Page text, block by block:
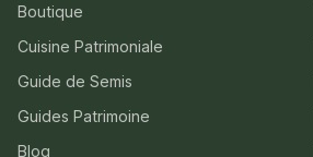
Boutique
Cuisine Patrimoniale
Guide de Semis
Guides Patrimoine
Blog